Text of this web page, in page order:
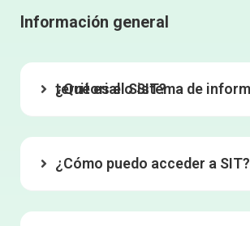
Información general
¿Qué es el Sistema de información territorial o SIT?
¿Cómo puedo acceder a SIT?